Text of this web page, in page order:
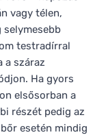
vagy télen,
selymesebb
testradírral
a száraz
Ha gyors
elsősorban a
részét pedig az
esetén mindig